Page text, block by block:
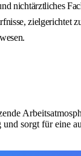
nichtärztliches
zielgerichtet
sorgt für eine